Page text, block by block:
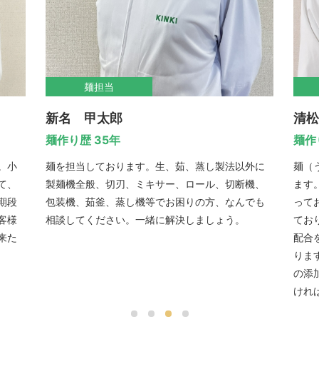
小
段
様
た
麺担当
新名 甲太郎
麺作り歴 35年
麺を担当しております。生、茹、蒸し製法以外に
製麺機全般、切刃、ミキサー、ロール、切断機、
包装機、茹釜、蒸し機等でお困りの方、なんでも
相談してください。一緒に解決しましょう。
清
麺
麺（
ます
って
てお
配合
りま
の添
けれ